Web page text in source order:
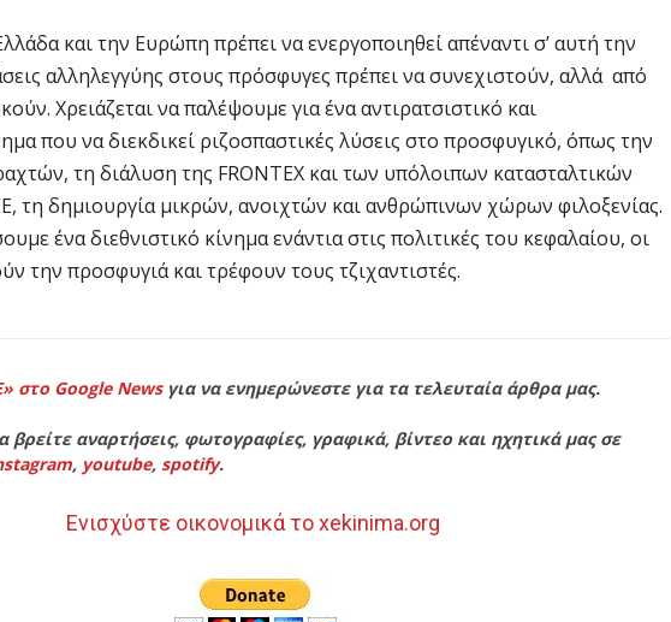
και την Ευρώπη πρέπει να ενεργοποιηθεί απέναντι σ’ αυτή την
αλληλεγγύης στους πρόσφυγες πρέπει να συνεχιστούν, αλλά από
Χρειάζεται να παλέψουμε για ένα αντιρατσιστικό και
που να διεκδικεί ριζοσπαστικές λύσεις στο προσφυγικό, όπως την
τη διάλυση της FRONTEX και των υπόλοιπων κατασταλτικών
τη δημιουργία μικρών, ανοιχτών και ανθρώπινων χώρων φιλοξενίας.
ένα διεθνιστικό κίνημα ενάντια στις πολιτικές του κεφαλαίου, οι
την προσφυγιά και τρέφουν τους τζιχαντιστές.
στο Google Newsγια να ενημερώνεστε για τα τελευταία άρθρα μας.
βρείτε αναρτήσεις, φωτογραφίες, γραφικά, βίντεο και ηχητικά μας σε
, youtube, spotify.
Ενισχύστε οικονομικά το xekinima.org